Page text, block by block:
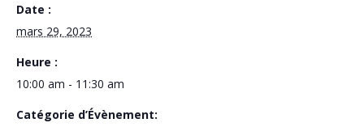
Date :
mars 29, 2023
Heure :
10:00 am - 11:30 am
Catégorie d’Évènement: